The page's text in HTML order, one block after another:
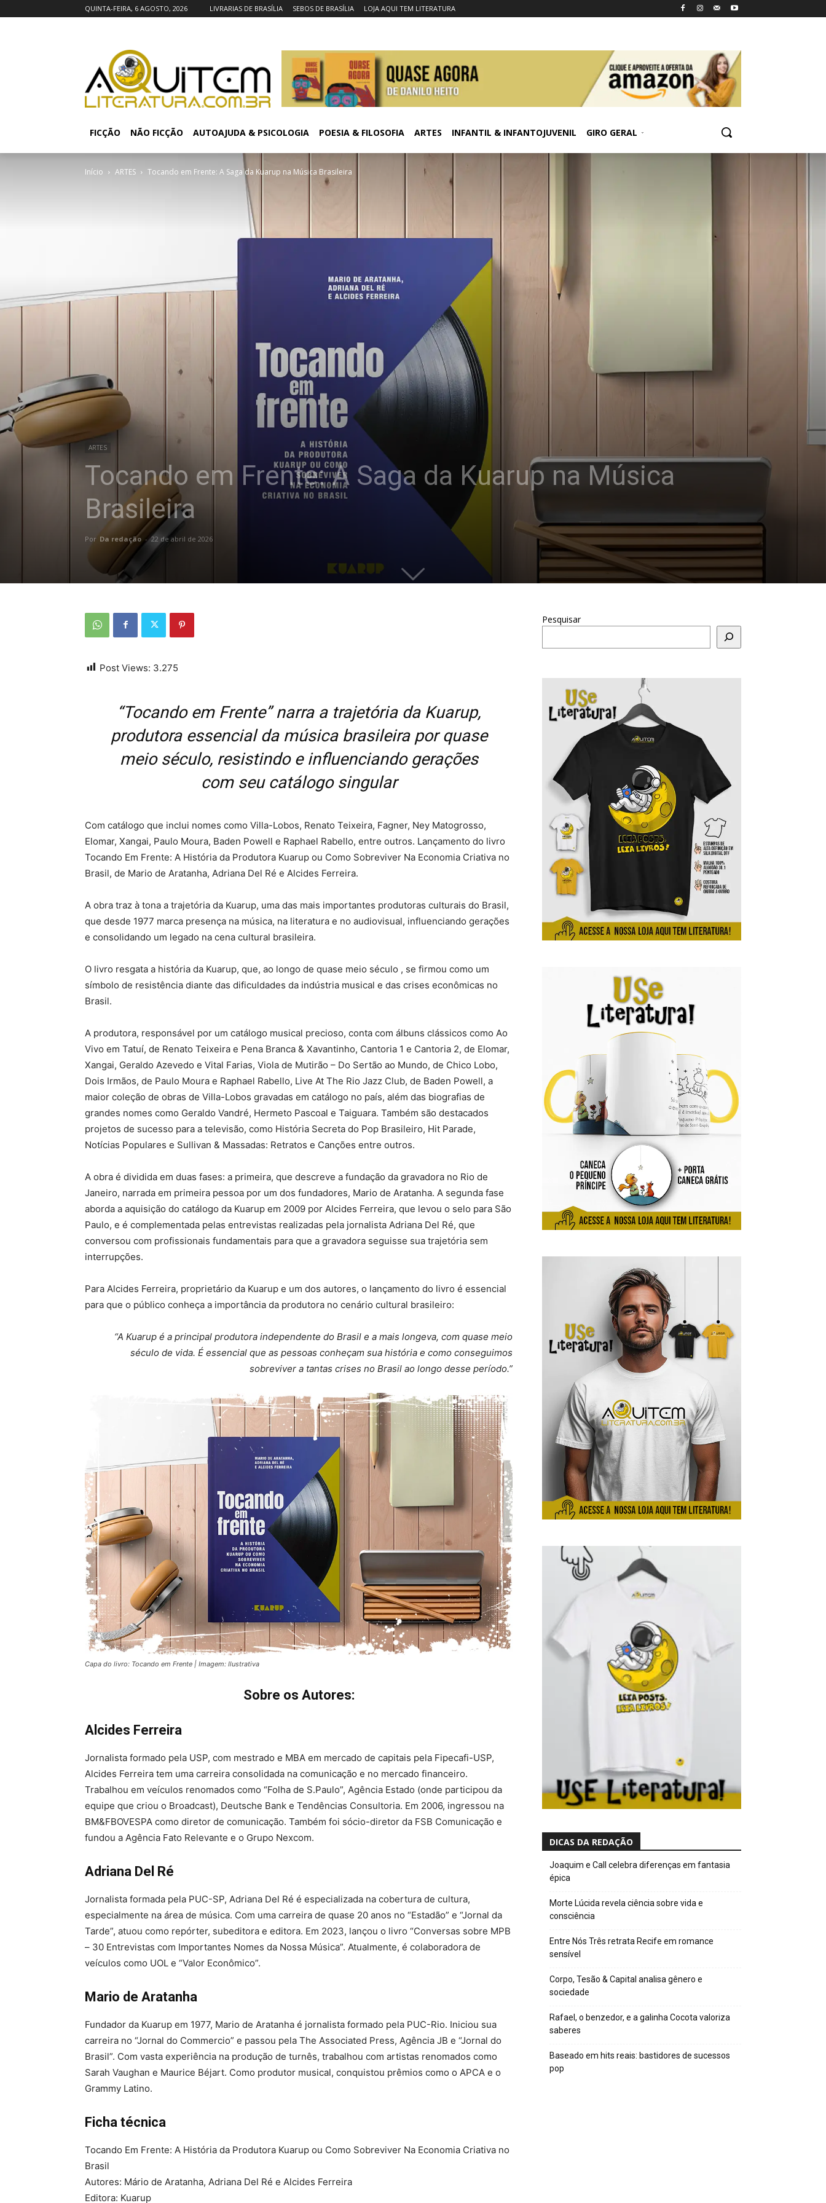
QUINTA-FEIRA, 6 AGOSTO, 2026 LIVRARIAS DE BRASÍLIA SEBOS DE BRASÍLIA LOJA AQUI TEM LITERATURA
FICÇÃO NÃO FICÇÃO AUTOAJUDA & PSICOLOGIA POESIA & FILOSOFIA ARTES INFANTIL & INFANTOJUVENIL GIRO GERAL
Início ARTES Tocando em Frente: A Saga da Kuarup na Música Brasileira
ARTES
Tocando em Frente: A Saga da Kuarup na Música
Brasileira
Por Da redação - 22 de abril de 2026
Post Views: 3.275
“Tocando em Frente” narra a trajetória da Kuarup,
produtora essencial da música brasileira por quase
meio século, resistindo e influenciando gerações
com seu catálogo singular
Com catálogo que inclui nomes como Villa-Lobos, Renato Teixeira, Fagner, Ney Matogrosso,
Elomar, Xangai, Paulo Moura, Baden Powell e Raphael Rabello, entre outros. Lançamento do livro
Tocando Em Frente: A História da Produtora Kuarup ou Como Sobreviver Na Economia Criativa no
Brasil, de Mario de Aratanha, Adriana Del Ré e Alcides Ferreira.
A obra traz à tona a trajetória da Kuarup, uma das mais importantes produtoras culturais do Brasil,
que desde 1977 marca presença na música, na literatura e no audiovisual, influenciando gerações
e consolidando um legado na cena cultural brasileira.
O livro resgata a história da Kuarup, que, ao longo de quase meio século , se firmou como um
símbolo de resistência diante das dificuldades da indústria musical e das crises econômicas no
Brasil.
A produtora, responsável por um catálogo musical precioso, conta com álbuns clássicos como Ao
Vivo em Tatuí, de Renato Teixeira e Pena Branca & Xavantinho, Cantoria 1 e Cantoria 2, de Elomar,
Xangai, Geraldo Azevedo e Vital Farias, Viola de Mutirão – Do Sertão ao Mundo, de Chico Lobo,
Dois Irmãos, de Paulo Moura e Raphael Rabello, Live At The Rio Jazz Club, de Baden Powell, a
maior coleção de obras de Villa-Lobos gravadas em catálogo no país, além das biografias de
grandes nomes como Geraldo Vandré, Hermeto Pascoal e Taiguara. Também são destacados
projetos de sucesso para a televisão, como História Secreta do Pop Brasileiro, Hit Parade,
Notícias Populares e Sullivan & Massadas: Retratos e Canções entre outros.
A obra é dividida em duas fases: a primeira, que descreve a fundação da gravadora no Rio de
Janeiro, narrada em primeira pessoa por um dos fundadores, Mario de Aratanha. A segunda fase
aborda a aquisição do catálogo da Kuarup em 2009 por Alcides Ferreira, que levou o selo para São
Paulo, e é complementada pelas entrevistas realizadas pela jornalista Adriana Del Ré, que
conversou com profissionais fundamentais para que a gravadora seguisse sua trajetória sem
interrupções.
Para Alcides Ferreira, proprietário da Kuarup e um dos autores, o lançamento do livro é essencial
para que o público conheça a importância da produtora no cenário cultural brasileiro:
“A Kuarup é a principal produtora independente do Brasil e a mais longeva, com quase meio
século de vida. É essencial que as pessoas conheçam sua história e como conseguimos
sobreviver a tantas crises no Brasil ao longo desse período.”
Capa do livro: Tocando em Frente | Imagem: Ilustrativa
Sobre os Autores:
Alcides Ferreira
Jornalista formado pela USP, com mestrado e MBA em mercado de capitais pela Fipecafi-USP,
Alcides Ferreira tem uma carreira consolidada na comunicação e no mercado financeiro.
Trabalhou em veículos renomados como “Folha de S.Paulo”, Agência Estado (onde participou da
equipe que criou o Broadcast), Deutsche Bank e Tendências Consultoria. Em 2006, ingressou na
BM&FBOVESPA como diretor de comunicação. Também foi sócio-diretor da FSB Comunicação e
fundou a Agência Fato Relevante e o Grupo Nexcom.
Adriana Del Ré
Jornalista formada pela PUC-SP, Adriana Del Ré é especializada na cobertura de cultura,
especialmente na área de música. Com uma carreira de quase 20 anos no “Estadão” e “Jornal da
Tarde”, atuou como repórter, subeditora e editora. Em 2023, lançou o livro “Conversas sobre MPB
– 30 Entrevistas com Importantes Nomes da Nossa Música”. Atualmente, é colaboradora de
veículos como UOL e “Valor Econômico”.
Mario de Aratanha
Fundador da Kuarup em 1977, Mario de Aratanha é jornalista formado pela PUC-Rio. Iniciou sua
carreira no “Jornal do Commercio” e passou pela The Associated Press, Agência JB e “Jornal do
Brasil”. Com vasta experiência na produção de turnês, trabalhou com artistas renomados como
Sarah Vaughan e Maurice Béjart. Como produtor musical, conquistou prêmios como o APCA e o
Grammy Latino.
Ficha técnica
Tocando Em Frente: A História da Produtora Kuarup ou Como Sobreviver Na Economia Criativa no
Brasil
Autores: Mário de Aratanha, Adriana Del Ré e Alcides Ferreira
Editora: Kuarup
Pesquisar
DICAS DA REDAÇÃO
Joaquim e Call celebra diferenças em fantasia
épica
Morte Lúcida revela ciência sobre vida e
consciência
Entre Nós Três retrata Recife em romance
sensível
Corpo, Tesão & Capital analisa gênero e
sociedade
Rafael, o benzedor, e a galinha Cocota valoriza
saberes
Baseado em hits reais: bastidores de sucessos
pop